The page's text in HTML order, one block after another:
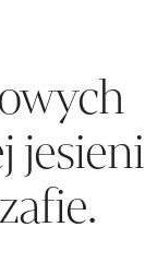
jesieni